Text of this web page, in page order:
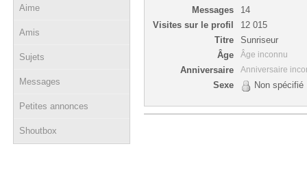
Aime
Amis
Sujets
Messages
Petites annonces
Shoutbox
Messages
14
Visites sur le profil
12 015
Titre
Sunriseur
Âge
Âge inconnu
Anniversaire Anniversaire
Sexe Non spécifié